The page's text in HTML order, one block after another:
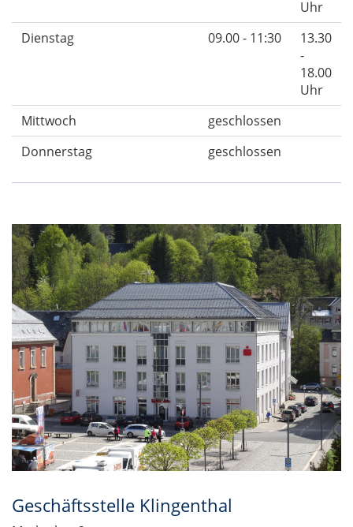
Uhr
Dienstag
09.00 - 11:30
13.30
-
18.00
Uhr
Mittwoch
geschlossen
Donnerstag
geschlossen
Geschäftsstelle Klingenthal